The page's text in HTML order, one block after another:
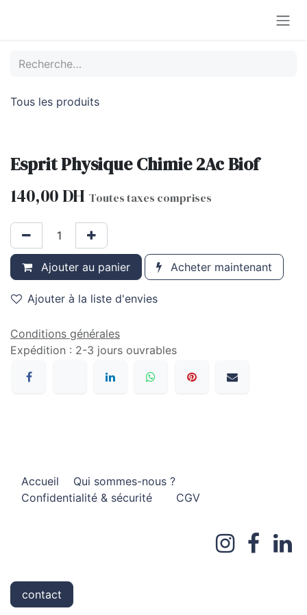
Tous les produits
Esprit Physique Chimie 2Ac Biof
140,00DH Toutes taxes comprises
Ajouter au panier Acheter maintenant
Ajouter à la liste d'envies
Conditions générales
Expédition : 2-3 jours ouvrables
Accueil
Qui sommes-nous ?
Confidentialité & sécurité
CGV
contact